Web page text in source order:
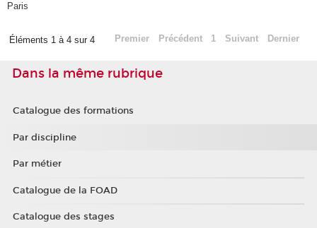
Paris
Éléments 1 à 4 sur 4 Premier Précédent 1 Suivant Dernier
Dans la même rubrique
Catalogue des formations
Par discipline
Par métier
Catalogue de la FOAD
Catalogue des stages